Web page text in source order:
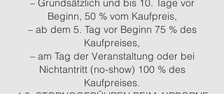
– Grundsätzlich und bis 10. Tage vor
Beginn, 50 % vom Kaufpreis,
– ab dem 5. Tag vor Beginn 75 % des
Kaufpreises,
– am Tag der Veranstaltung oder bei
Nichtantritt (no-show) 100 % des
Kaufpreises.
4.3. STORNOGEBÜHREN BEIM AIRBORNE